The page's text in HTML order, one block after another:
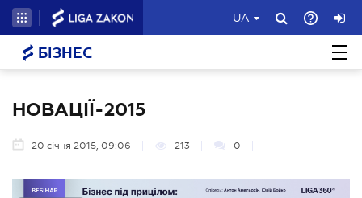
UA
БІЗНЕС
НОВАЦІЇ-2015
20 січня 2015, 09:06 213 0